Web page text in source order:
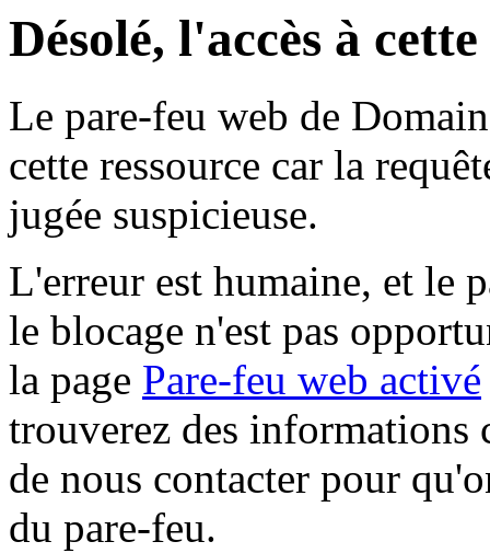
Désolé, l'accès à
Le pare-feu web de
cette ressource car la
jugée suspicieuse.
L'erreur est humaine, et le
le blocage n'est pas
la page Pare-feu web activé
trouverez des informations
de nous contacter pour
du pare-feu.